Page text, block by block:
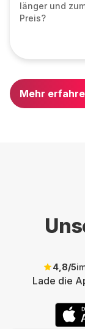
länger und
Preis?
Mehr
4,8/5
Lade die